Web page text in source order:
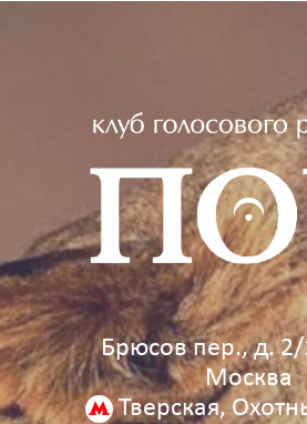
Брюсов пер., д. 2/
Москва
Тверская,